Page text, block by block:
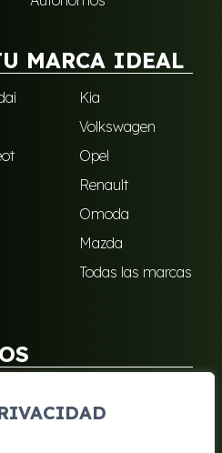
MARCA IDEAL
Kia
Volkswagen
Opel
Renault
Omoda
Mazda
Todas las marcas
Santa Cruz